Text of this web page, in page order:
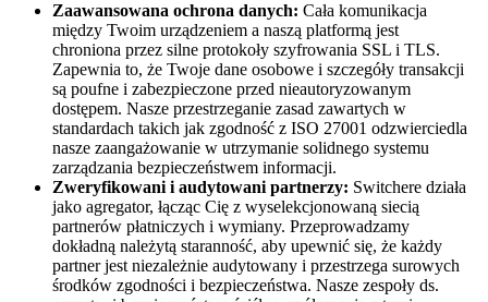
Zaawansowana ochrona danych: Cała komunikacja
między Twoim urządzeniem a naszą platformą jest
chroniona przez silne protokoły szyfrowania SSL i TLS.
Zapewnia to, że Twoje dane osobowe i szczegóły transakcji
są poufne i zabezpieczone przed nieautoryzowanym
dostępem. Nasze przestrzeganie zasad zawartych w
standardach takich jak zgodność z ISO 27001 odzwierciedla
nasze zaangażowanie w utrzymanie solidnego systemu
zarządzania bezpieczeństwem informacji.
Zweryfikowani i audytowani partnerzy: Switchere działa
jako agregator, łącząc Cię z wyselekcjonowaną siecią
partnerów płatniczych i wymiany. Przeprowadzamy
dokładną należytą staranność, aby upewnić się, że każdy
partner jest niezależnie audytowany i przestrzega surowych
środków zgodności i bezpieczeństwa. Nasze zespoły ds.